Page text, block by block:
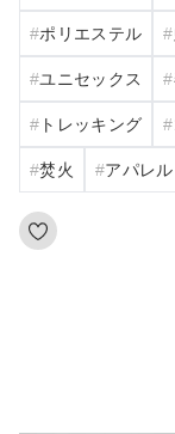
ポリエステル
ユニセックス
トレッキング
焚火 アパレル